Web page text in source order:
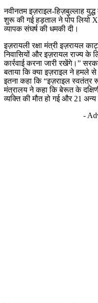
नवीनतम इज़राइल-हिज़बुल्लाह
शुरू की गई हड़ताल ने पोप लियो
व्यापक संघर्ष की धमकी दी।
इज़रायली रक्षा मंत्री इज़रायल
निवासियों और इज़रायल राज्य के
कार्रवाई करना जारी रखेंगे।”
बताया कि क्या इज़राइल ने हमले
इतना कहा कि “इज़राइल स्वतंत्र
मंत्रालय ने कहा कि बेरूत के
व्यक्ति की मौत हो गई और 21 अन्य
-